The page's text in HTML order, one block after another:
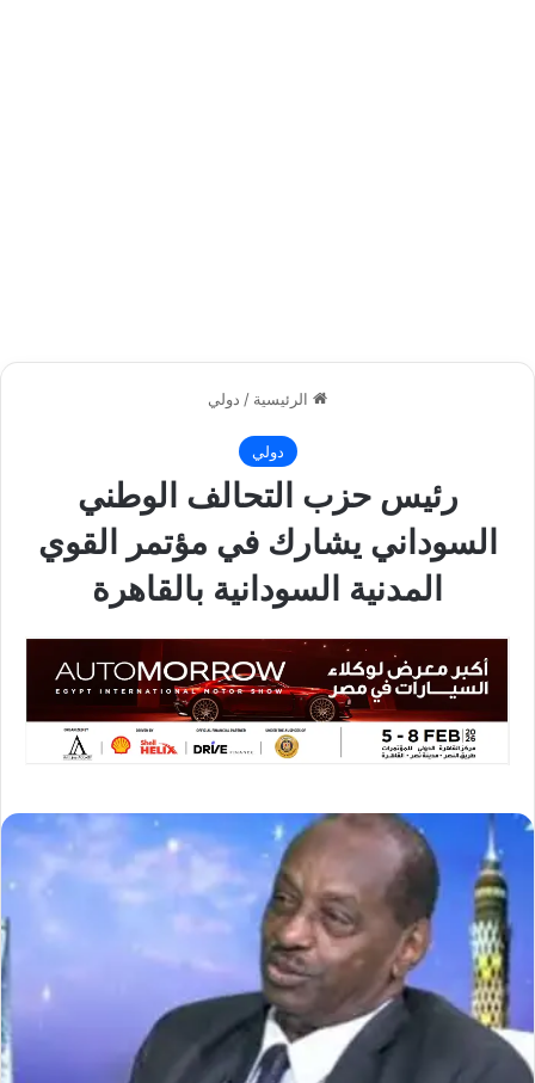
الرئيسية / دولي
دولي
رئيس حزب التحالف الوطني
السوداني يشارك في مؤتمر القوي
المدنية السودانية بالقاهرة